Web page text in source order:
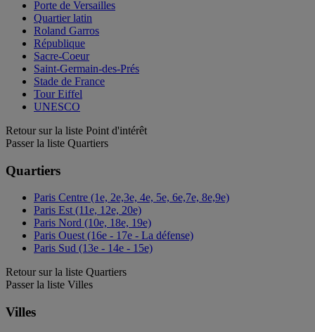
Porte de Versailles
Quartier latin
Roland Garros
République
Sacre-Coeur
Saint-Germain-des-Prés
Stade de France
Tour Eiffel
UNESCO
Retour sur la liste Point d'intérêt
Passer la liste Quartiers
Quartiers
Paris Centre (1e, 2e,3e, 4e, 5e, 6e,7e, 8e,9e)
Paris Est (11e, 12e, 20e)
Paris Nord (10e, 18e, 19e)
Paris Ouest (16e - 17e - La défense)
Paris Sud (13e - 14e - 15e)
Retour sur la liste Quartiers
Passer la liste Villes
Villes